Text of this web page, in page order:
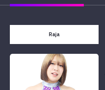
Raja